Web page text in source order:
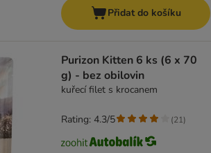
Přidat do košíku
Purizon Kitten 6 ks (6 x 70
g) - bez obilovin
kuřecí filet s krocanem
Rating: 4.3/5 (21)